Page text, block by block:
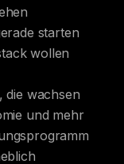
starten
wollen
die wachsen
und mehr